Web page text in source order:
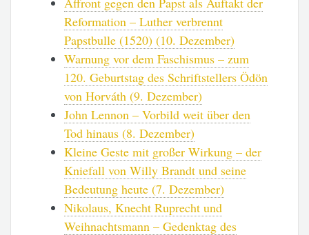
Reformation – Luther verbrennt
Papstbulle (1520) (10. Dezember)
Warnung vor dem Faschismus – zum
120. Geburtstag des Schriftstellers Ödön
von Horváth (9. Dezember)
John Lennon – Vorbild weit über den
Tod hinaus (8. Dezember)
Kleine Geste mit großer Wirkung – der
Kniefall von Willy Brandt und seine
Bedeutung heute (7. Dezember)
Nikolaus, Knecht Ruprecht und
Weihnachtsmann – Gedenktag des